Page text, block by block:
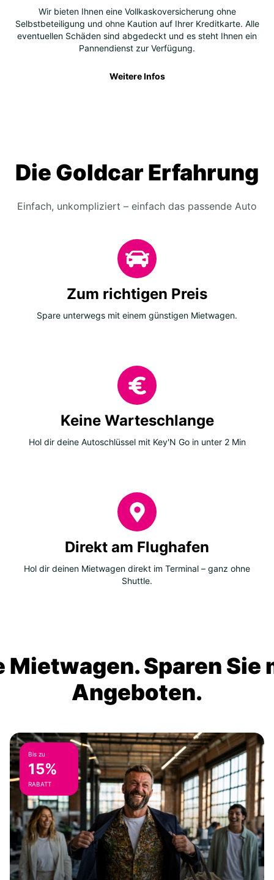
Wir bieten Ihnen eine Vollkaskoversicherung ohne
Selbstbeteiligung und ohne Kaution auf Ihrer Kreditkarte. Alle
eventuellen Schäden sind abgedeckt und es steht Ihnen ein
Pannendienst zur Verfügung.
Weitere Infos
Die Goldcar Erfahrung
Einfach, unkompliziert – einfach das passende Auto
Zum richtigen Preis
Spare unterwegs mit einem günstigen Mietwagen.
Keine Warteschlange
Hol dir deine Autoschlüssel mit Key'N Go in unter 2 Min
Direkt am Flughafen
Hol dir deinen Mietwagen direkt im Terminal – ganz ohne
Shuttle.
Mietwagen. Sparen Sie
Angeboten.
Bis zu
15%
RABATT